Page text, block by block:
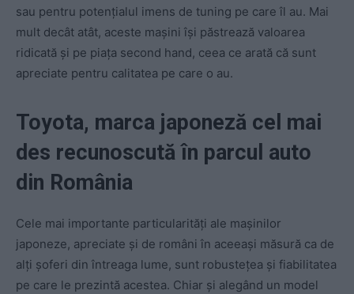
sau pentru potențialul imens de tuning pe care îl au. Mai
mult decât atât, aceste mașini își păstrează valoarea
ridicată și pe piața second hand, ceea ce arată că sunt
apreciate pentru calitatea pe care o au.
Toyota, marca japoneză cel mai
des recunoscută în parcul auto
din România
Cele mai importante particularități ale mașinilor
japoneze, apreciate și de români în aceeași măsură ca de
alți șoferi din întreaga lume, sunt robustețea și fiabilitatea
pe care le prezintă acestea. Chiar și alegând un model